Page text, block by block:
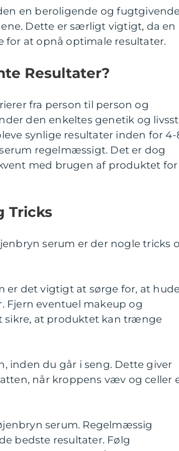
en beroligende og
Dette er særligt vigtigt, da en
for at opnå optimale resultater.
Resultater?
fra person til person og
den enkeltes genetik og
synlige resultater inden for 4-
regelmæssigt. Det er dog
med brugen af produktet for
Tricks
serum er der nogle tricks
er det vigtigt at sørge for, at
Fjern eventuel makeup og
sikre, at produktet kan trænge
inden du går i seng. Dette giver
når kroppens væv og celler
serum. Regelmæssig
bedste resultater. Følg